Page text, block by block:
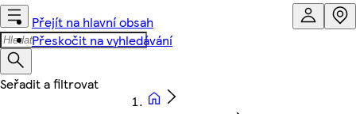
Přejít na hlavní obsah
Přeskočit na vyhledávání